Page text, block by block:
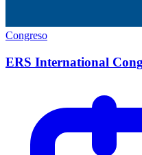
Congreso
ERS International